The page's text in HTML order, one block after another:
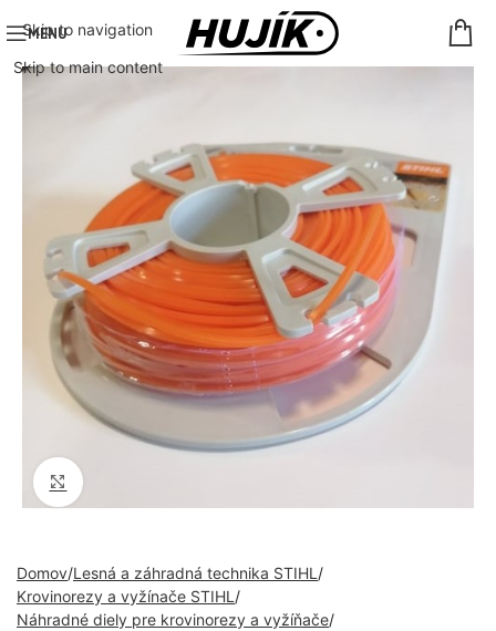
Skip to navigation
Skip to main content
MENU
Click to enlarge
Domov Lesná a záhradná technika STIHL
Krovinorezy a vyžínače STIHL
Náhradné diely pre krovinorezy a vyžíňače